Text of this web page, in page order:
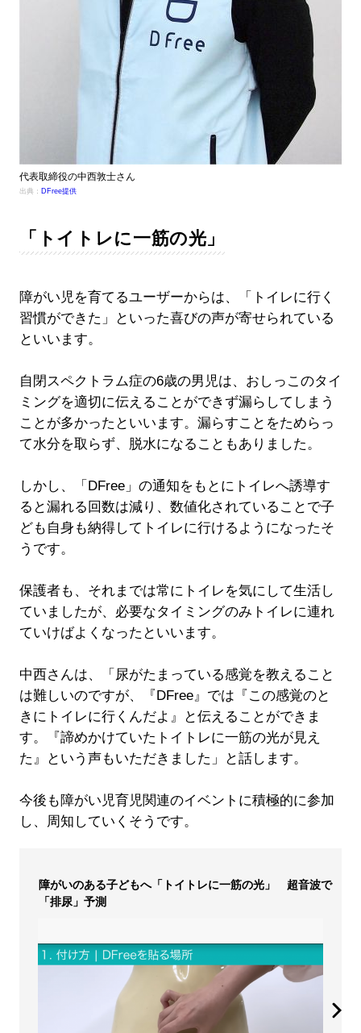
代表取締役の中西敦士さん
出典： DFree提供
「トイトレに一筋の光」
障がい児を育てるユーザーからは、「トイレに行く
習慣ができた」といった喜びの声が寄せられている
といいます。
自閉スペクトラム症の6歳の男児は、おしっこのタイ
ミングを適切に伝えることができず漏らしてしまう
ことが多かったといいます。漏らすことをためらっ
て水分を取らず、脱水になることもありました。
しかし、「DFree」の通知をもとにトイレへ誘導す
ると漏れる回数は減り、数値化されていることで子
ども自身も納得してトイレに行けるようになったそ
うです。
保護者も、それまでは常にトイレを気にして生活し
ていましたが、必要なタイミングのみトイレに連れ
ていけばよくなったといいます。
中西さんは、「尿がたまっている感覚を教えること
は難しいのですが、『DFree』では『この感覚のと
きにトイレに行くんだよ』と伝えることができま
す。『諦めかけていたトイトレに一筋の光が見え
た』という声もいただきました」と話します。
今後も障がい児育児関連のイベントに積極的に参加
し、周知していくそうです。
障がいのある子どもへ「トイトレに一筋の光」 超音波で
「排尿」予測